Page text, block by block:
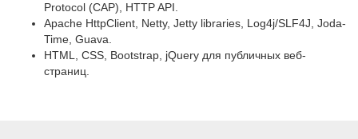
Protocol (CAP), HTTP API.
Apache HttpClient, Netty, Jetty libraries, Log4j/SLF4J, Joda-
Time, Guava.
HTML, CSS, Bootstrap, jQuery для публичных веб-
страниц.